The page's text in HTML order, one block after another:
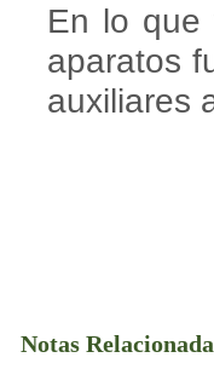
En lo que
aparatos
auxiliares
Notas